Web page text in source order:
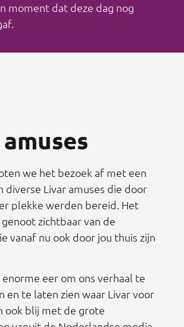
moment dat deze dag nog
we het bezoek af met een
diverse Livar amuses die door
plekke werden bereid. Het
zichtbaar van de
vanaf nu ook door jou thuis zijn
enorme eer om ons verhaal te
en te laten zien waar Livar voor
ook blij met de grote